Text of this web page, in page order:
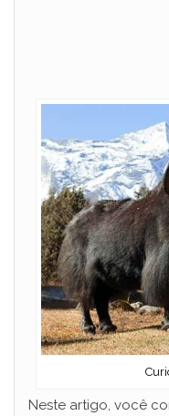
Neste artigo, você